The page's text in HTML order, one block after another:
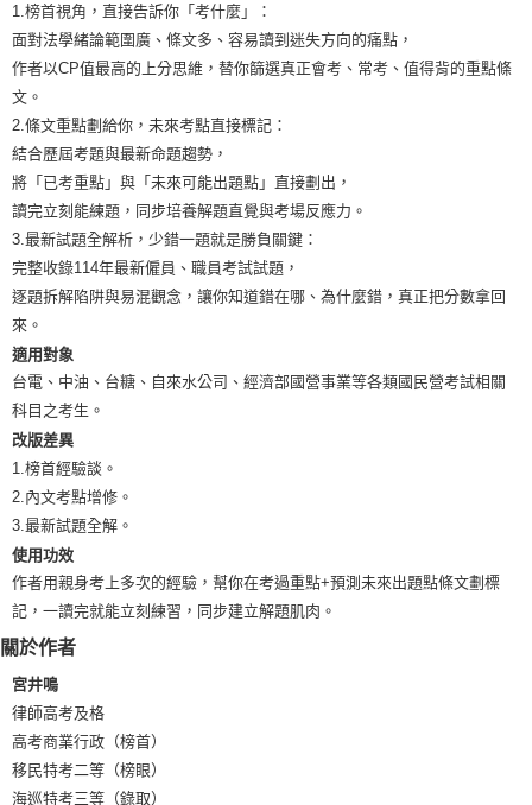
1.榜首視角，直接告訴你「考什麼」：
面對法學緒論範圍廣、條文多、容易讀到迷失方向的痛點，
作者以CP值最高的上分思維，替你篩選真正會考、常考、值得背的重點條
文。
2.條文重點劃給你，未來考點直接標記：
結合歷屆考題與最新命題趨勢，
將「已考重點」與「未來可能出題點」直接劃出，
讀完立刻能練題，同步培養解題直覺與考場反應力。
3.最新試題全解析，少錯一題就是勝負關鍵：
完整收錄114年最新僱員、職員考試試題，
逐題拆解陷阱與易混觀念，讓你知道錯在哪、為什麼錯，真正把分數拿回
來。
適用對象
台電、中油、台糖、自來水公司、經濟部國營事業等各類國民營考試相關
科目之考生。
改版差異
1.榜首經驗談。
2.內文考點增修。
3.最新試題全解。
使用功效
作者用親身考上多次的經驗，幫你在考過重點+預測未來出題點條文劃標
記，一讀完就能立刻練習，同步建立解題肌肉。
關於作者
宮井鳴
律師高考及格
高考商業行政（榜首）
移民特考二等（榜眼）
海巡特考三等（錄取）